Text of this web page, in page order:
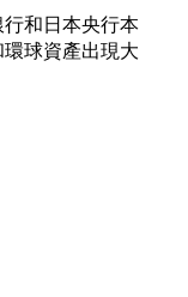
和日本央行本
球資產出現大